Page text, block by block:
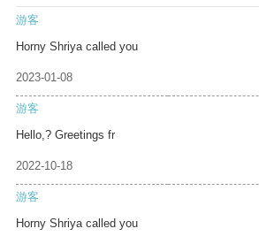
游客
Horny Shriya called you
2023-01-08
游客
Hello,? Greetings fr
2022-10-18
游客
Horny Shriya called you